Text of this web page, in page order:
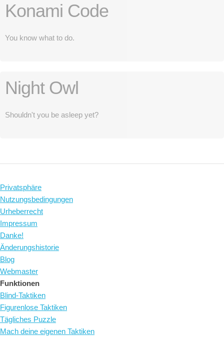
Konami Code
You know what to do.
Night Owl
Shouldn't you be asleep yet?
Privatsphäre
Nutzungsbedingungen
Urheberrecht
Impressum
Danke!
Änderungshistorie
Blog
Webmaster
Funktionen
Blind-Taktiken
Figurenlose Taktiken
Tägliches Puzzle
Mach deine eigenen Taktiken